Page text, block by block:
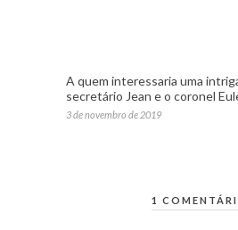
A quem interessaria uma
secretário Jean e o coronel
3 de novembro de 2019
1